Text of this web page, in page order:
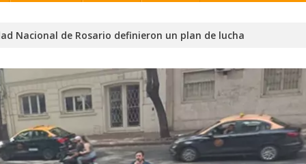
Nacional de Rosario definieron un plan de lucha